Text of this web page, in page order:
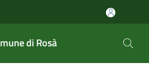
di Rosà